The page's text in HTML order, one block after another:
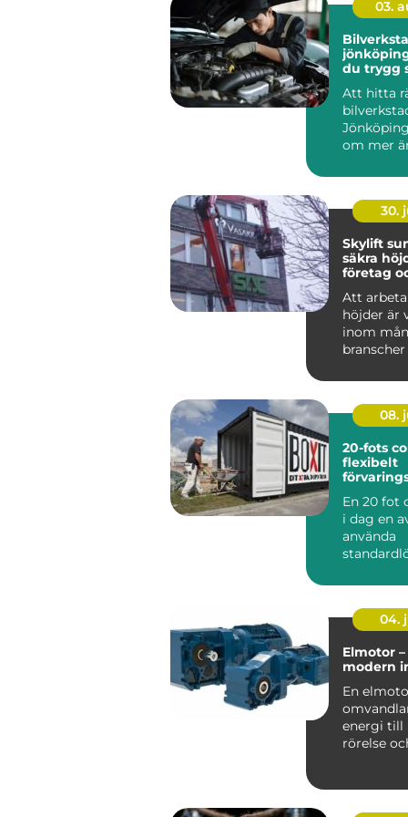
03.
jönköping så
du trygg
Att hitta
om mer
Bilen är
30.
Skylift
säkra
företag
Att
höjder är
inom
och
08.
20-fots
flexibelt
En 20 fot
i dag en
använda
04.
Elmotor
modern
En
energi till
rörelse